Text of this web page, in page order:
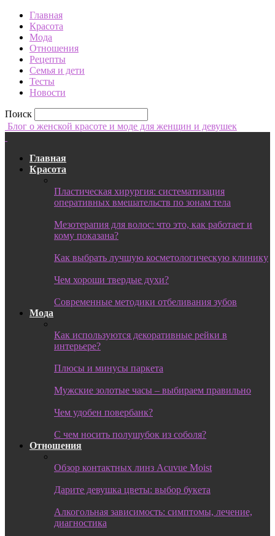
Главная
Красота
Мода
Отношения
Рецепты
Семья и дети
Тесты
Новости
Поиск
Блог о женской красоте и моде для женщин и девушек
Главная
Красота
Пластическая хирургия: систематизация
оперативных вмешательств по зонам тела
Мезотерапия для волос: что это, как работает и
кому показана?
Как выбрать лучшую косметологическую клинику
Чем хороши твердые духи?
Современные методики отбеливания зубов
Мода
Как используются декоративные рейки в
интерьере?
Плюсы и минусы паркета
Мужские золотые часы – выбираем правильно
Чем удобен повербанк?
С чем носить полушубок из соболя?
Отношения
Обзор контактных линз Acuvue Moist
Дарите девушка цветы: выбор букета
Алкогольная зависимость: симптомы, лечение,
диагностика